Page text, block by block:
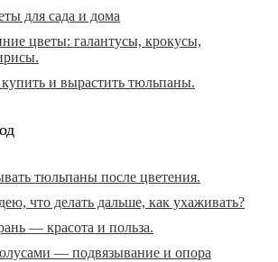
для сада и дома
цветы: галантусы, крокусы,
и вырастить тюльпаны.
тюльпаны после цветения.
что делать дальше, как ухаживать?
— красота и польза.
— подвязывание и опора